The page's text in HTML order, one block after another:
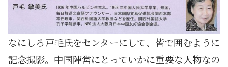
なにしろ戸毛氏をセンターにして、皆で囲むように
記念撮影。中国陣営にとっていかに重要な人物なの